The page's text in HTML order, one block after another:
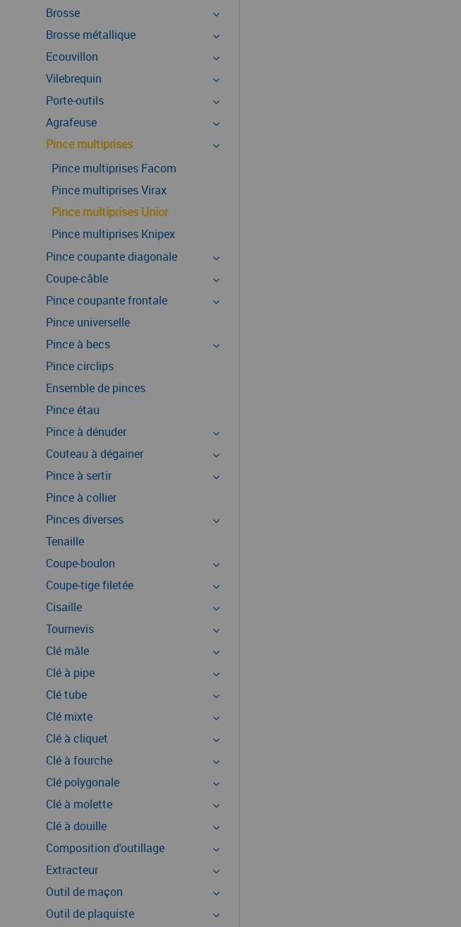
Brosse
Brosse métallique
Ecouvillon
Vilebrequin
Porte-outils
Agrafeuse
Pince multiprises
Pince multiprises Facom
Pince multiprises Virax
Pince multiprises Unior
Pince multiprises Knipex
Pince coupante diagonale
Coupe-câble
Pince coupante frontale
Pince universelle
Pince à becs
Pince circlips
Ensemble de pinces
Pince étau
Pince à dénuder
Couteau à dégainer
Pince à sertir
Pince à collier
Pinces diverses
Tenaille
Coupe-boulon
Coupe-tige filetée
Cisaille
Tournevis
Clé mâle
Clé à pipe
Clé tube
Clé mixte
Clé à cliquet
Clé à fourche
Clé polygonale
Clé à molette
Clé à douille
Composition d'outillage
Extracteur
Outil de maçon
Outil de plaquiste